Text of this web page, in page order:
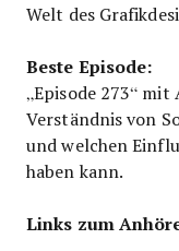
Welt des
Beste Episode:
„Episode 273“
Verständnis von
und welchen
haben kann.
Links zum